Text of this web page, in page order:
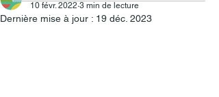
10 févr. 2022 3 min de lecture
Dernière mise à jour : 19 déc. 2023